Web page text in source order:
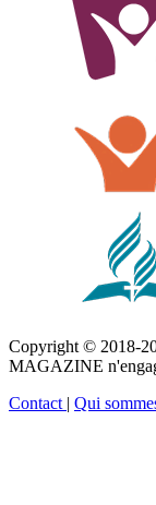
Copyright © 2018-
MAGAZINE
Contact | Qui